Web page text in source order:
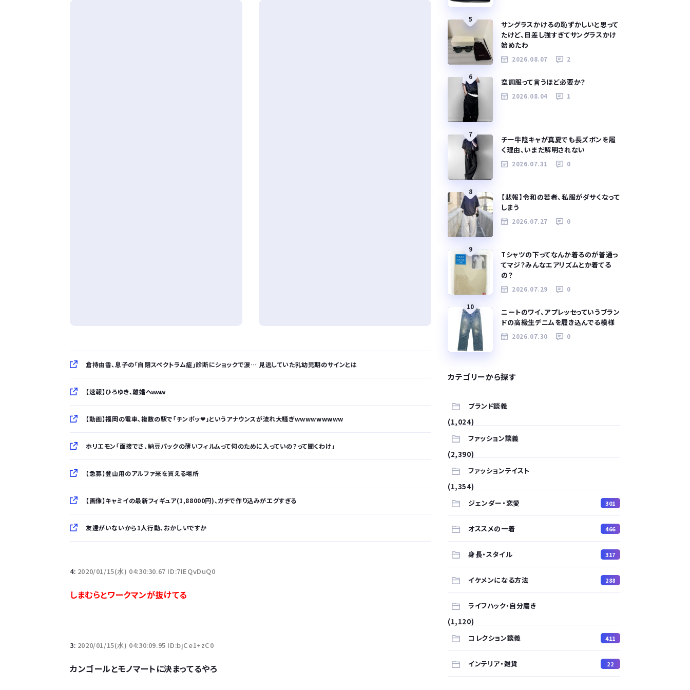
倉持由香、息子の「自閉スペクトラム症」診断にショックで涙… 見逃していた乳幼児期のサインとは
【速報】ひろゆき、離婚へｗｗｗ
【動画】福岡の電車、複数の駅で「チンポッ❤」というアナウンスが流れ大騒ぎwwwwwwwww
ホリエモン「面接でさ、納豆パックの薄いフィルムって何のために入っていの？って聞くわけ」
【急募】登山用のアルファ米を買える場所
【画像】キャミイの最新フィギュア(1,88000円)、ガチで作り込みがエグすぎる
友達がいないから1人行動、おかしいですか
4: 2020/01/15(水) 04:30:30.67 ID:7IEQvDuQ0
しまむらとワークマンが抜けてる
3: 2020/01/15(水) 04:30:09.95 ID:bjCe1+zC0
カンゴールとモノマートに決まってるやろ
5
サングラスかけるの恥ずかしいと思って
たけど、日差し強すぎてサングラスかけ
始めたわ
2026.08.07 2
6
空調服って言うほど必要か？
2026.08.04 1
7
チー牛陰キャが真夏でも長ズボンを履
く理由、いまだ解明されない
2026.07.31 0
8
【悲報】令和の若者、私服がダサくなって
しまう
2026.07.27 0
9
Tシャツの下ってなんか着るのが普通っ
てマジ？みんなエアリズムとか着てる
の？
2026.07.29 0
10
ニートのワイ、アプレッセっていうブラン
ドの高級生デニムを履き込んでる模様
2026.07.30 0
カテゴリーから探す
ブランド談義
(1,024)
ファッション談義
(2,390)
ファッションテイスト
(1,354)
ジェンダー・恋愛
301
オススメの一着 466
身長・スタイル 317
イケメンになる方法 288
ライフハック・自分磨き
(1,120)
コレクション談義
411
インテリア・雑貨 22